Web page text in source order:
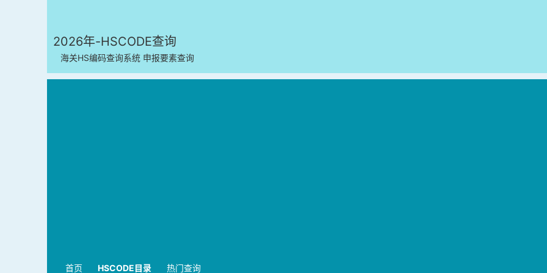
2026年-HSCODE查询
海关HS编码查询系统 申报要素查询
首页 HSCODE目录 热门查询